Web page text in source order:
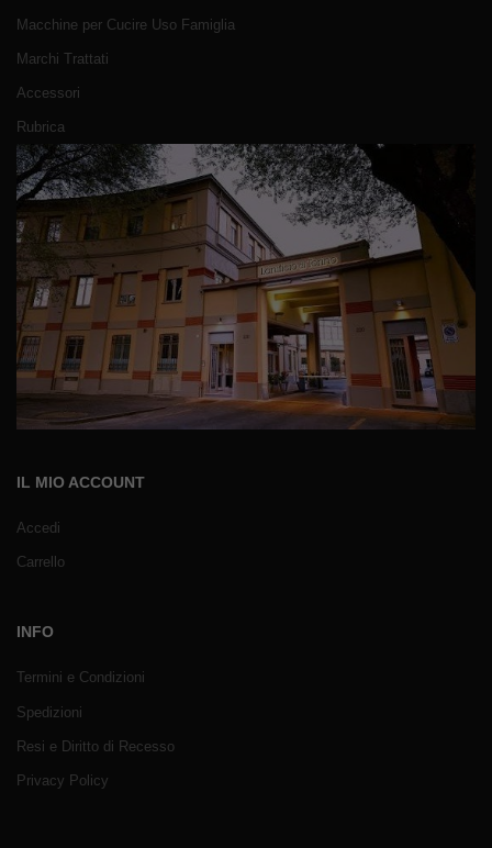
Macchine per Cucire Uso Famiglia
Marchi Trattati
Accessori
Rubrica
IL MIO ACCOUNT
Accedi
Carrello
INFO
Termini e Condizioni
Spedizioni
Resi e Diritto di Recesso
Privacy Policy